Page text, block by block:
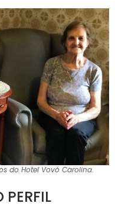
do Hotel Vovó Carolina.
PERFIL